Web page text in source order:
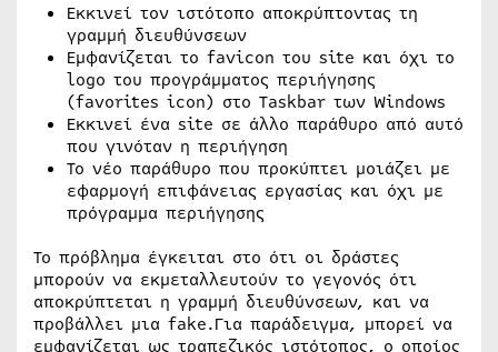
Εκκινεί τον ιστότοπο αποκρύπτοντας τη
γραμμή διευθύνσεων
Εμφανίζεται το favicon του site και όχι το
logo του προγράμματος περιήγησης
(favorites icon) στο Taskbar των Windows
Εκκινεί ένα site σε άλλο παράθυρο από αυτό
που γινόταν η περιήγηση
Το νέο παράθυρο που προκύπτει μοιάζει με
εφαρμογή επιφάνειας εργασίας και όχι με
πρόγραμμα περιήγησης
Το πρόβλημα έγκειται στο ότι οι δράστες
μπορούν να εκμεταλλευτούν το γεγονός ότι
αποκρύπτεται η γραμμή διευθύνσεων, και να
προβάλλει μια fake.Για παράδειγμα, μπορεί να
εμφανίζεται ως τραπεζικός ιστότοπος, ο οποίος